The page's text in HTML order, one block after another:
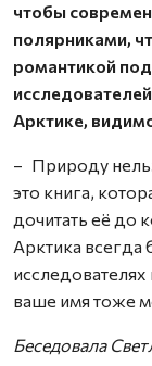
чтобы
полярниками,
романтикой
Арктике,
– Природу
это книга,
дочитать её до
Арктика всегда
ваше имя тоже
Беседовала